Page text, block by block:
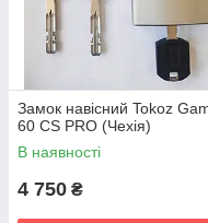
Замок навісний Tokoz
60 СS PRO (Чехія)
В наявності
4 750 ₴